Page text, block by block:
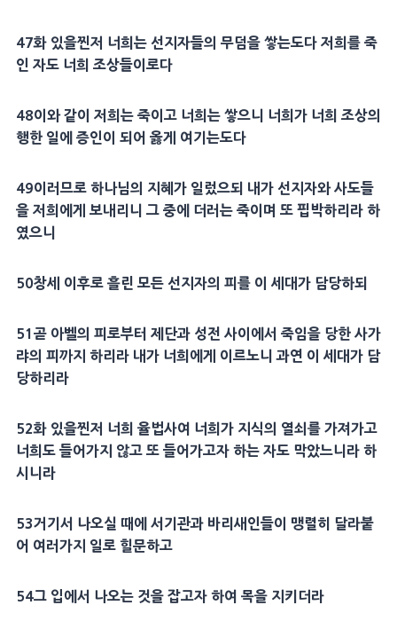
47화 있을찐저 너희는 선지자들의 무덤을 쌓는도다 저희를 죽
인 자도 너희 조상들이로다
48이와 같이 저희는 죽이고 너희는 쌓으니 너희가 너희 조상의
행한 일에 증인이 되어 옳게 여기는도다
49이러므로 하나님의 지혜 가 일렀으되 내가 선지자와사도들
을 저희에게 보내리니 그 중에 더러는 죽이며 또 핍박하리라 하
였으니
50창세 이후로 흘린 모든 선지자의 피를 이 세대가 담당하되
51 곧 아벨의 피로부터 제단과 성전 사이에서 죽임을 당한 사가
랴의 피까지 하리라 내가 너희에게 이르노니 과연 이 세대가 담
당하리라
52화 있을찐저 너희 율법사여 너희가 지식의 열쇠를 가져가고
너희도 들어가지 않고 또 들어가고자 하는 자도 막았느니라 하
시니라
53거기서 나오실 때에 서기관과 바리새인들이 맹렬히 달라붙
어 여러가지 일로 힐문하고
54그 입에서 나오는 것을 잡고자 하여 목을 지키더라